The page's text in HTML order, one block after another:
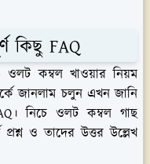
কিছু FAQ
ওলট কম্বল খাওয়ার নিয়ম
জানলাম চলুন এখন জানি
নিচে ওলট কম্বল গাছ
ও তাদের উত্তর উল্লেখ